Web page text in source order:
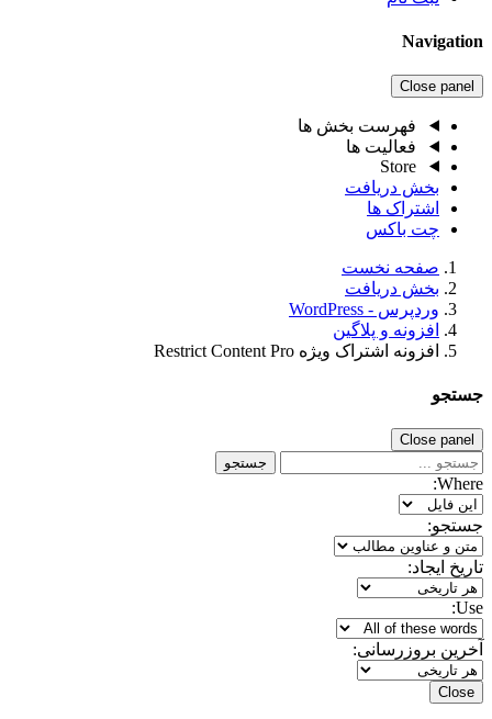
Navigation
Close panel
فهرست بخش ها
فعالیت ها
Store
بخش دریافت
اشتراک ها
چت باکس
صفحه نخست
بخش دریافت
وردپرس - WordPress
افزونه و پلاگین
افزونه اشتراک ویژه Restrict Content Pro
جستجو
Close panel
جستجو
Where:
جستجو:
تاریخ ایجاد:
Use:
آخرین بروزرسانی:
Close